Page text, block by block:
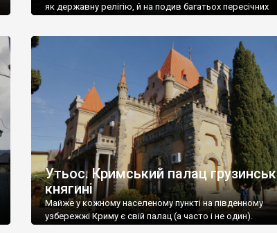
як державну релігію, й на подив багатьох пересічних
Утьос. Кримський палац
княгині
Майже у кожному населеному пункті на південному
узбережжі Криму є свій палац (а часто і не один).